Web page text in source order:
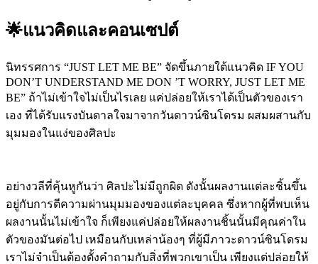
🌟แนวคิดและคอนเซปต์
นิทรรศการ “JUST LET ME BE” จัดขึ้นภายใต้แนวคิด IF YOU
DON’T UNDERSTAND ME DON ’T WORRY, JUST LET ME
BE” ถ้าไม่เข้าใจไม่เป็นไรเลย แค่ปล่อยให้เราได้เป็นตัวของเรา
เอง ที่ได้รับแรงบันดาลใจมาจากวันดาวน์ซินโดรม ผสมผสานกับ
มุมมองในแง่ของศิลปะ
อย่างวลีที่คุ้นหูกันว่า ศิลปะไม่มีถูกผิด ดังนั้นผลงานแต่ละชิ้นขึ้น
อยู่กับการตีความผ่านมุมมองของแต่ละบุคคล ซึ่งหากผู้ที่พบเห็น
ผลงานนั้นไม่เข้าใจ ก็เพียงแค่ปล่อยให้ผลงานชิ้นนั้นมีคุณค่าใน
ตัวของมันต่อไป เหมือนกับเหล่าน้องๆ ที่ผู้มีภาวะดาวน์ซินโดรม
เราไม่จำเป็นต้องตั้งคำถามกับสิ่งที่พวกเขาเป็น เพียงแต่ปล่อยให้